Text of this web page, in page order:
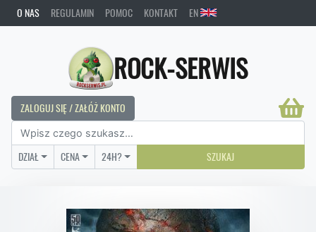
O NAS REGULAMIN POMOC KONTAKT EN
ROCK-SERWIS
ZALOGUJ SIĘ / ZAŁÓŻ KONTO
DZIAŁ CENA 24H? SZUKAJ